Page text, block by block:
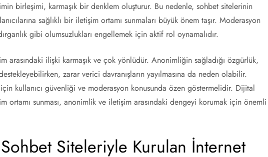
birleşimi, karmaşık bir denklem oluşturur. Bu nedenle, sohbet sitelerinin
sağlıklı bir iletişim ortamı sunmaları büyük önem taşır. Moderasyon
gibi olumsuzlukları engellemek için aktif rol oynamalıdır.
arasındaki ilişki karmaşık ve çok yönlüdür. Anonimliğin sağladığı özgürlük,
zarar verici davranışların yayılmasına da neden olabilir.
kullanıcı güvenliği ve moderasyon konusunda özen göstermelidir. Dijital
ortamı sunması, anonimlik ve iletişim arasındaki dengeyi korumak için önemli
Siteleriyle Kurulan İnternet